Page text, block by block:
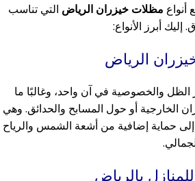
مظلات خيزران الرياض التي تناسب
إليك أبرز الأنواع:
الظل والخصوصية في آن واحد، وغالبًا ما
الخارجية أو حول المسابح والحدائق. وهي
إلى حماية إضافية من أشعة الشمس والرياح